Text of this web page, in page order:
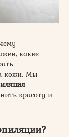
какие
кожи. Мы
красоту и